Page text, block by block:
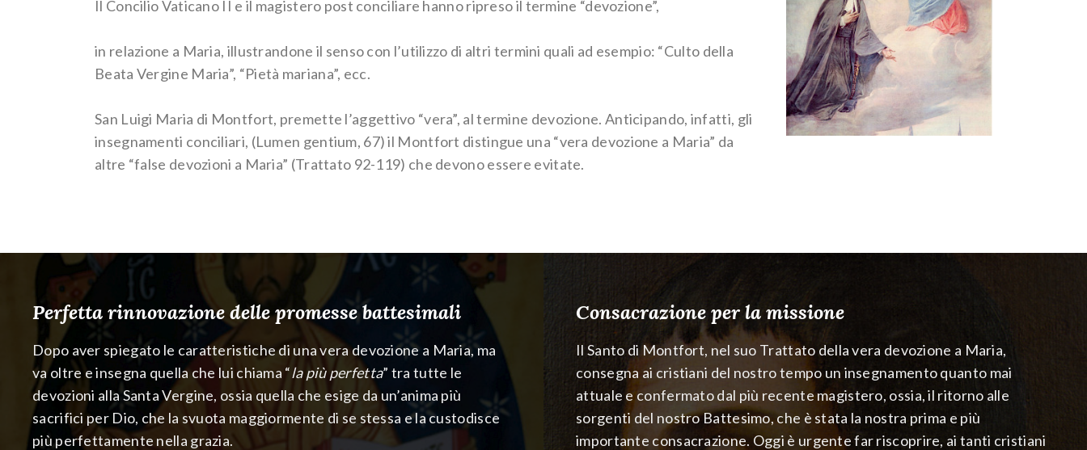
Il Concilio Vaticano II e il magistero post conciliare hanno ripreso il termine “devozione”,
in relazione a Maria, illustrandone il senso con l’utilizzo di altri termini quali ad esempio: “Culto della
Beata Vergine Maria”, “Pietà mariana”, ecc.
San Luigi Maria di Montfort, premette l’aggettivo “vera”, al termine devozione. Anticipando, infatti, gli
insegnamenti conciliari, (Lumen gentium, 67) il Montfort distingue una “vera devozione a Maria” da
altre “false devozioni a Maria” (Trattato 92-119) che devono essere evitate.
Perfetta rinnovazione delle promesse battesimali
Dopo aver spiegato le caratteristiche di una vera devozione a Maria, ma
va oltre e insegna quella che lui chiama “la più perfetta” tra tutte le
devozioni alla Santa Vergine, ossia quella che esige da un’anima più
sacrifici per Dio, che la svuota maggiormente di se stessa e la custodisce
più perfettamente nella grazia.
Consacrazione per la missione
Il Santo di Montfort, nel suo Trattato della vera devozione a Maria,
consegna ai cristiani del nostro tempo un insegnamento quanto mai
attuale e confermato dal più recente magistero, ossia, il ritorno alle
sorgenti del nostro Battesimo, che è stata la nostra prima e più
importante consacrazione. Oggi è urgente far riscoprire, ai tanti cristiani